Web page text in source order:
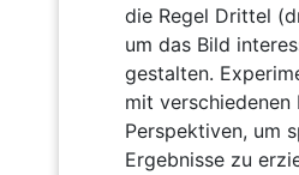
die Regel Drittel
um das Bild
gestalten.
mit verschiedenen
Perspektiven, um
Ergebnisse zu